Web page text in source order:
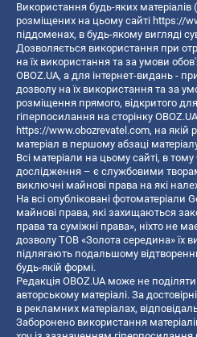
Використання будь-яких матеріалів
розміщених на цьому сайті https://
піддоменах, в будь-якому вигляді
Дозволяється використання при
на їх використання та за умови
OBOZ.UA, а для інтернет-видань -
дозволу на їх використання та за
розміщення прямого, відкритого
гіперпосилання на сторінку
https://www.obozrevatel.com, на якій
матеріал в першому абзаці
Всі матеріали на цьому сайті, в тому
дослідження – є службовими
виключні майнові права на які
На всі опубліковані фотоматеріали
майнові права, які захищаються
права та суміжні права», ніхто не
дозволу ТОВ «Золота середина» їх
підлягають подальшому
будь-якій формі.
Редакція OBOZ.UA може не
авторському матеріалі. За
в рекламних матеріалах,
Заборонено використання